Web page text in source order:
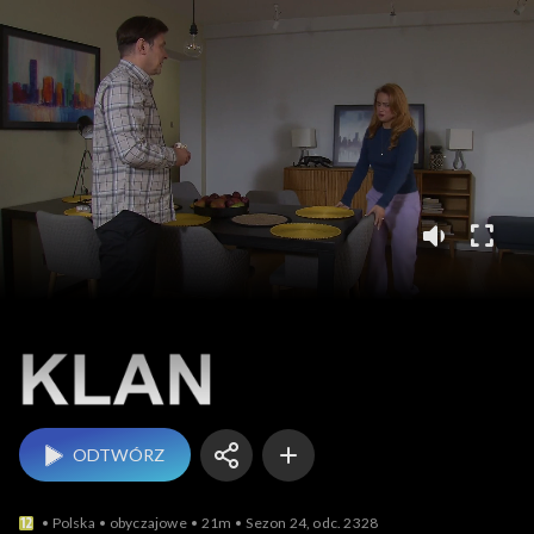
Klan
ODTWÓRZ
Polska obyczajowe 21m Sezon 24, odc. 2328